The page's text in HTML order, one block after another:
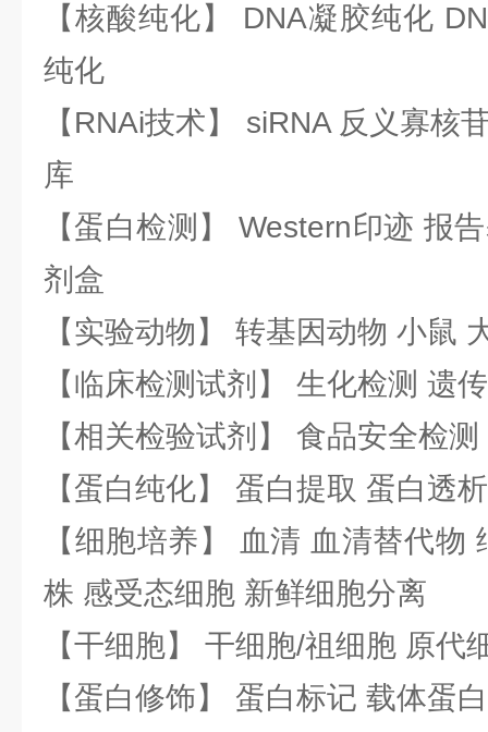
【核酸纯化】 DNA凝胶纯化
纯化
【RNAi技术】 siRNA 反义寡核
库
【蛋白检测】 Western印迹 报
剂盒
【实验动物】 转基因动物 小鼠
【临床检测试剂】 生化检测 遗
【相关检验试剂】 食品安全检
【蛋白纯化】 蛋白提取 蛋白透
【细胞培养】 血清 血清替代物
株 感受态细胞 新鲜细胞分离
【干细胞】 干细胞/祖细胞 原代
【蛋白修饰】 蛋白标记 载体蛋